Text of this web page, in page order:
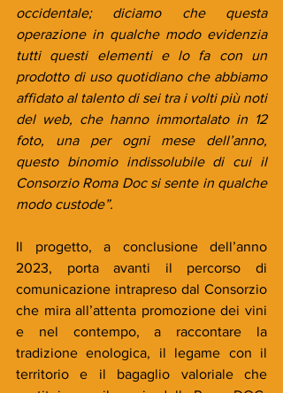
occidentale; diciamo che questa
operazione in qualche modo evidenzia
tutti questi elementi e lo fa con un
prodotto di uso quotidiano che abbiamo
affidato al talento di sei tra i volti più noti
del web, che hanno immortalato in 12
foto, una per ogni mese dell’anno,
questo binomio indissolubile di cui il
Consorzio Roma Doc si sente in qualche
modo custode”.
Il progetto, a conclusione dell’anno
2023, porta avanti il percorso di
comunicazione intrapreso dal Consorzio
che mira all’attenta promozione dei vini
e nel contempo, a raccontare la
tradizione enologica, il legame con il
territorio e il bagaglio valoriale che